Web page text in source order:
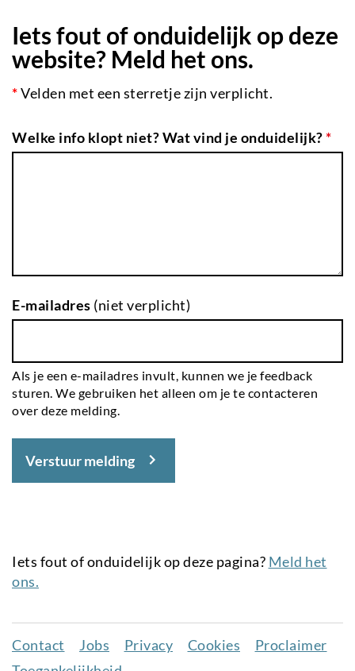
gaan
Iets fout of onduidelijk op deze
website? Meld het ons.
*Velden met een sterretje zijn verplicht.
Welke info klopt niet? Wat vind je onduidelijk?*
E-mailadres (niet verplicht)
Als je een e-mailadres invult, kunnen we je feedback
sturen. We gebruiken het alleen om je te contacteren
over deze melding.
Verstuur melding
Iets fout of onduidelijk op deze pagina? Meld het
ons.
Juridisch
Contact Jobs Privacy Cookies
Proclaimer